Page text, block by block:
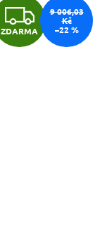
Z
D
ZDARMA
9 006,03
Kč
–22 %